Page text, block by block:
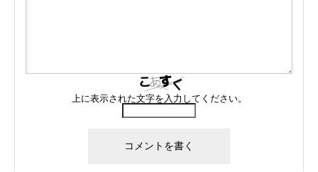
上に表示された文字を入力してください。